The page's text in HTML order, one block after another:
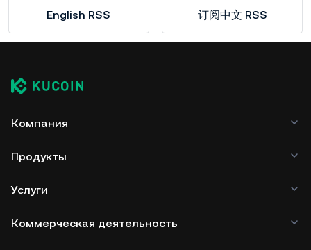
English RSS 订阅中文 RSS
Компания
Продукты
Услуги
Коммерческая деятельность